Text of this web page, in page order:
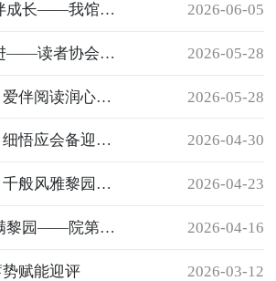
诗韵润童心 书香伴成长——我馆携读协会员赴双龙小学(分校)开展古诗文阅读助学活动 2026-06-05
以书聚友 共读精进——读者协会举办阅读交流分享会 2026-05-28
秋韵书香漫黎园，爱伴阅读润心田——记2025年秋季校园书香文化节颁奖典礼 2026-05-28
深学应知明方向，细悟应会备迎评 ——我馆召开“应知应会”专题学习会议 2026-04-30
一卷诗词春日宴，千般风雅黎园情——院第七届“读吧！黎明”古诗文知识大赛圆满落幕 2026-04-23
诗风传雅韵 书香满黎园——院第七届“读吧！黎明”古诗文知识大赛初赛顺利举行 2026-04-16
赋能迎评 2026-03-12